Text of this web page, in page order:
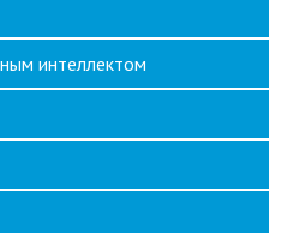
интеллектом